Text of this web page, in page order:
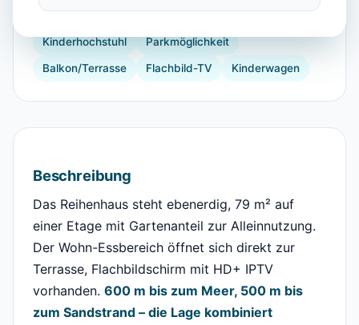
Segeln Gartenmöbel Strand
Kinderhochstuhl Parkmöglichkeit
Balkon/Terrasse Flachbild-TV Kinderwagen
Beschreibung
Das Reihenhaus steht ebenerdig, 79 m² auf
einer Etage mit Gartenanteil zur Alleinnutzung.
Der Wohn-Essbereich öffnet sich direkt zur
Terrasse, Flachbildschirm mit HD+ IPTV
vorhanden. 600 m bis zum Meer, 500 m bis
zum Sandstrand – die Lage kombiniert